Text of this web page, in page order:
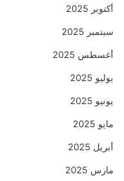
أكتوبر 2025
سبتمبر 2025
أغسطس 2025
يوليو 2025
يونيو 2025
مايو 2025
أبريل 2025
مارس 2025